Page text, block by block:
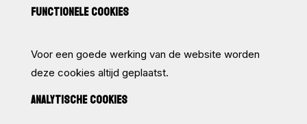
FUNCTIONELE COOKIES
Voor een goede werking van de website worden
deze cookies altijd geplaatst.
ANALYTISCHE COOKIES